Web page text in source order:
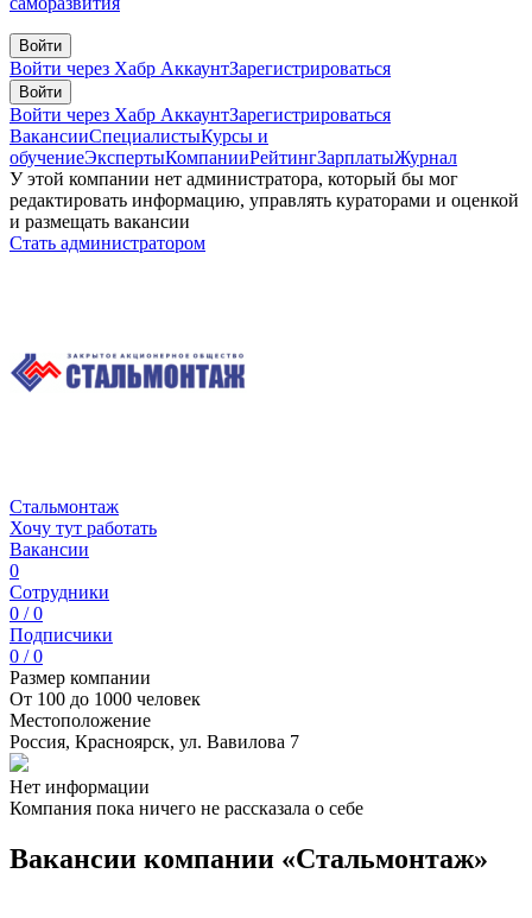
Войти
Войти через Хабр АккаунтЗарегистрироваться
Войти
Войти через Хабр АккаунтЗарегистрироваться
ВакансииСпециалистыКурсы и
обучениеЭкспертыКомпанииРейтингЗарплатыЖурнал
У этой компании нет администратора, который бы мог
редактировать информацию, управлять кураторами и оценкой
и размещать вакансии
Стать администратором
Стальмонтаж
Хочу тут работать
Вакансии
0
Сотрудники
0 / 0
Подписчики
0 / 0
Размер компании
От 100 до 1000 человек
Местоположение
Россия, Красноярск, ул. Вавилова 7
Нет информации
Компания пока ничего не рассказала о себе
Вакансии компании «Стальмонтаж»